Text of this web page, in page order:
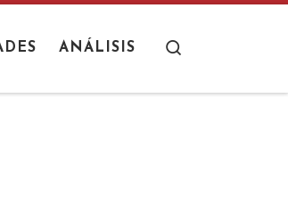
ANÁLISIS